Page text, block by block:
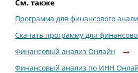
См. также
Программа для финансового
Скачать программу для
Финансовый анализ Онлайн
Финансовый анализ по ИНН